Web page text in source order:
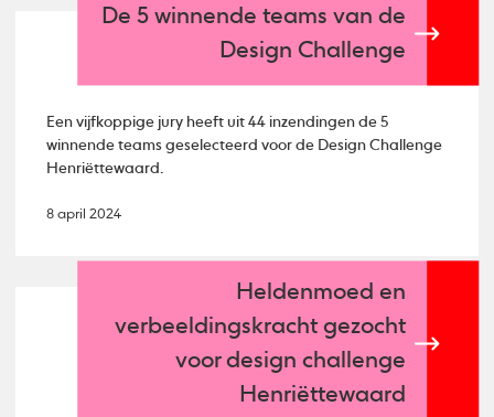
De 5 winnende teams van de
Design Challenge
Een vijfkoppige jury heeft uit 44 inzendingen de 5
winnende teams geselecteerd voor de Design Challenge
Henriëttewaard.
8 april 2024
Heldenmoed en
verbeeldingskracht gezocht
voor design challenge
Henriëttewaard